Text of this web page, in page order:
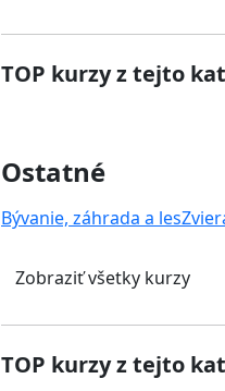
TOP kurzy z tejto
Ostatné
Bývanie, záhrada a les
Zobraziť všetky kurzy
TOP kurzy z tejto